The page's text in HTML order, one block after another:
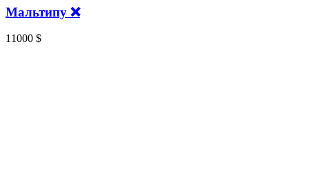
Мальтипу ❌
11000 $